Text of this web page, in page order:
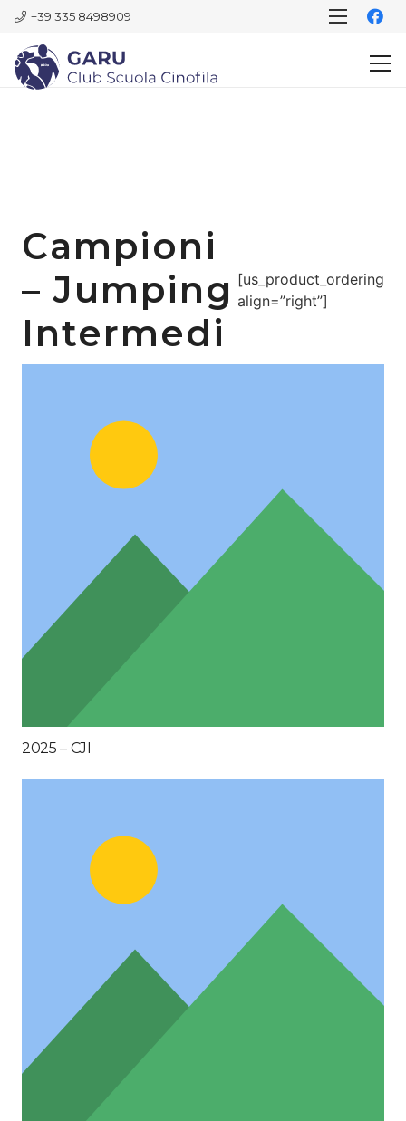
+39 335 8498909
Campioni
– Jumping
Intermedi
[us_product_ordering
align=”right”]
2025 – CJI